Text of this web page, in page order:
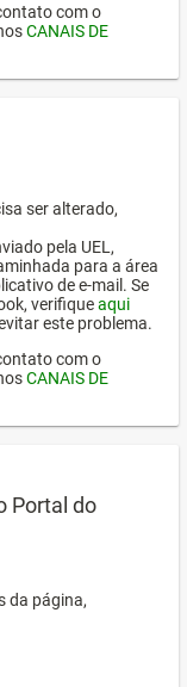
com o
CANAIS DE
ser alterado,
pela UEL,
para a área
de e-mail. Se
verifiqueaqui
este problema.
com o
CANAIS DE
Portal do
da página,